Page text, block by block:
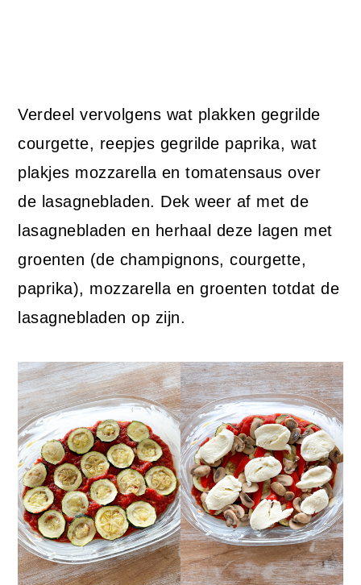
Verdeel vervolgens wat plakken gegrilde
courgette, reepjes gegrilde paprika, wat
plakjes mozzarella en tomatensaus over
de lasagnebladen. Dek weer af met de
lasagnebladen en herhaal deze lagen met
groenten (de champignons, courgette,
paprika), mozzarella en groenten totdat de
lasagnebladen op zijn.